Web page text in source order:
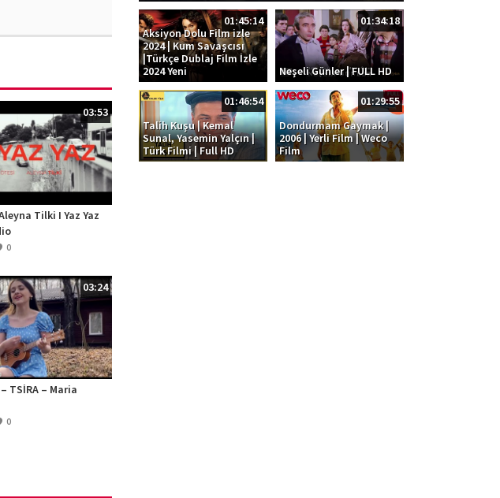
03:53
Tilki I Yaz Yaz
0
03:24
TSİRA – Maria
0
01:45:14
Aksiyon Dolu Film izle
2024 | Kum Savaşcısı
|Türkçe Dublaj Film İzle
2024 Yeni
01:34:18
Neşeli Günler | FULL HD
01:46:54
Talih Kuşu | Kemal
Sunal, Yasemin Yalçın |
Türk Filmi | Full HD
01:29:55
Dondurmam Gaymak |
2006 | Yerli Film | Weco
Film